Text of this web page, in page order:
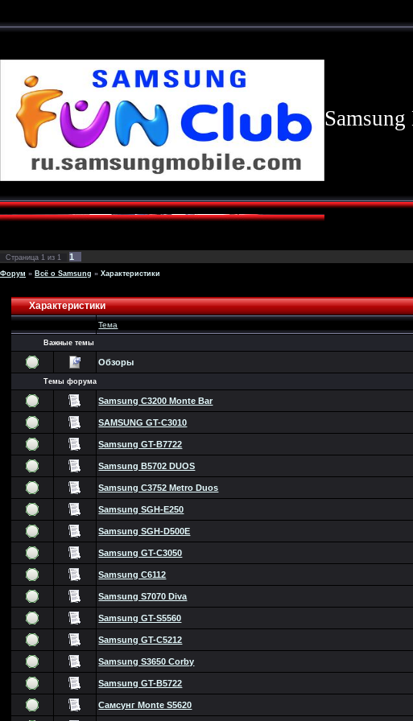
Страница 1 из 1 1
Форум » Всё о Samsung » Характеристики
Характеристики
Тема
Важные темы
Обзоры
Темы форума
Samsung C3200 Monte Bar
SAMSUNG GT-C3010
Samsung GT-B7722
Samsung B5702 DUOS
Samsung C3752 Metro Duos
Samsung SGH-E250
Samsung SGH-D500E
Samsung GT-C3050
Samsung C6112
Samsung S7070 Diva
Samsung GT-S5560
Samsung GT-C5212
Samsung S3650 Corby
Samsung GT-B5722
Самсунг Monte S5620